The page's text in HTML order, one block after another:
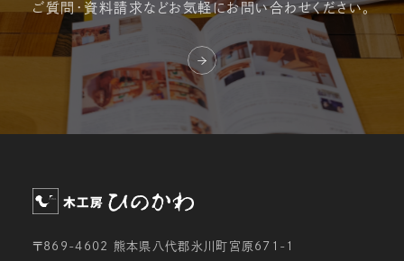
ご質問・資料請求などお気軽にお問い合わせください。
〒869-4602 熊本県八代郡氷川町宮原671-1